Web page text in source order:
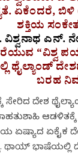
ಏಕೆಂದರೆ,
ಶಕ್ತಿಯ
ವಿಶ್ವನಾಥ ಎನ್.‌
“ವಿಶ್ವ
ಥೈಲ್ಯಾಂಡ್
ಬರಹ
ಸೇರಿದ ದೇಶ
ಆಡಳಿತಕ್ಕೆ
ಏಷ್ಯಾದ ಏಕೈಕ
ಥಾಯ್ ಭಾಷೆಯಲ್ಲಿ